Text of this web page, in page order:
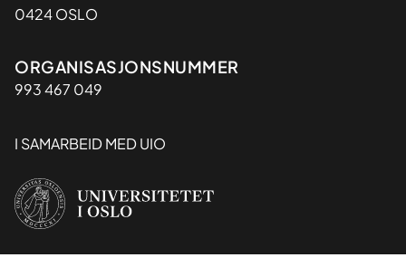
0424 OSLO
Organisasjon
ORGANISASJONSNUMMER
993 467 049
I SAMARBEID MED UIO